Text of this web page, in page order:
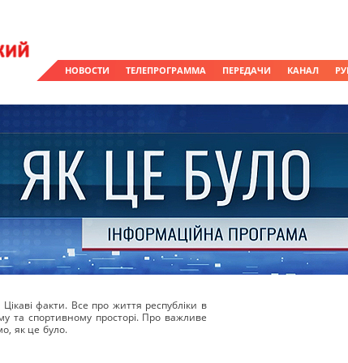
НОВОСТИ ТЕЛЕПРОГРАММА ПЕРЕДАЧИ КАНАЛ
факти. Все про життя республіки в
та спортивному просторі. Про важливе
як це було.